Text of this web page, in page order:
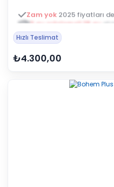
3 ay ertelemeli 18 ay
Hızlı Teslimat
₺4.300,00